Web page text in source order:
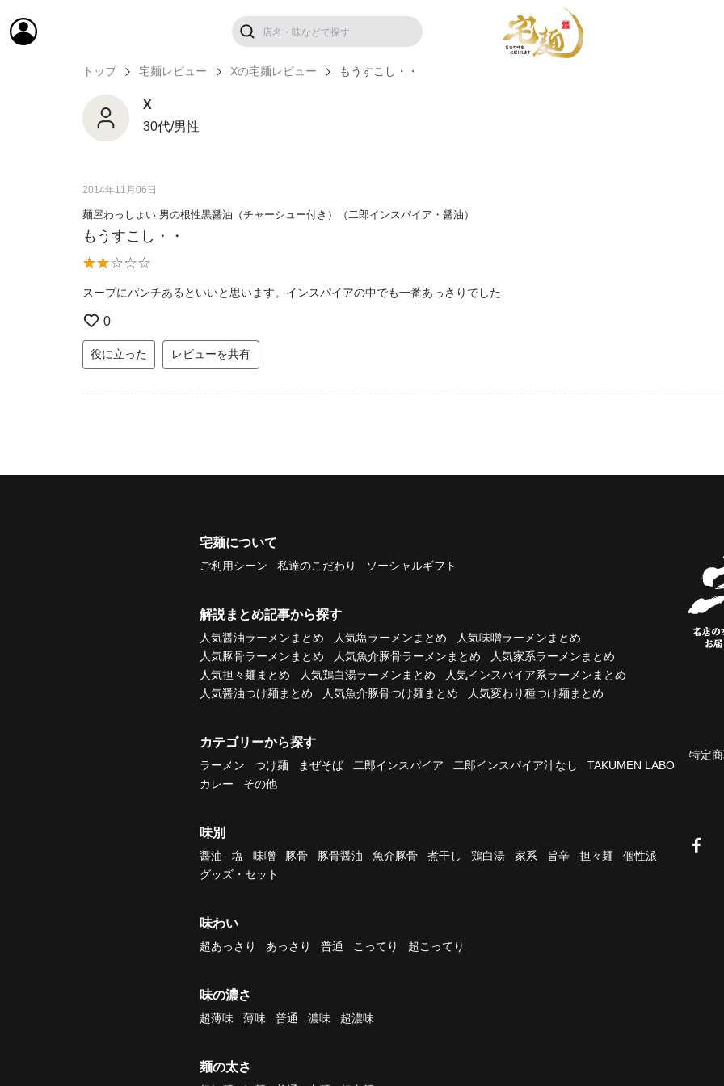
トップ 宅麺レビュー Xの宅麺レビュー もうすこし・・
X
30代/男性
2014年11月06日
麺屋わっしょい 男の根性黒醤油（チャーシュー付き）（二郎インスパイア・醤油）
もうすこし・・
スープにパンチあるといいと思います。インスパイアの中でも一番あっさりでした
0
役に立った レビューを共有
宅麺について
ご利用シーン 私達のこだわり ソーシャルギフト
解説まとめ記事から探す
人気醤油ラーメンまとめ 人気塩ラーメンまとめ
人気味噌ラーメンまとめ
人気豚骨ラーメンまとめ
人気魚介豚骨ラーメンまとめ
人気家系ラーメンまとめ
人気担々麺まとめ
人気鶏白湯ラーメンまとめ
人気インスパイア系ラーメンまとめ
人気醤油つけ麺まとめ
人気魚介豚骨つけ麺まとめ 人気変わり種つけ麺まとめ
カテゴリーから探す
ラーメン つけ麺 まぜそば 二郎インスパイア 二郎インスパイア汁なし
TAKUMEN LABO
カレー
その他
味別
醤油 塩 味噌 豚骨 豚骨醤油 魚介豚骨 煮干し 鶏白湯 家系 旨辛 担々麺
個性派
グッズ・セット
味わい
超あっさり あっさり 普通 こってり 超こってり
味の濃さ
超薄味 薄味 普通 濃味 超濃味
麺の太さ
特定